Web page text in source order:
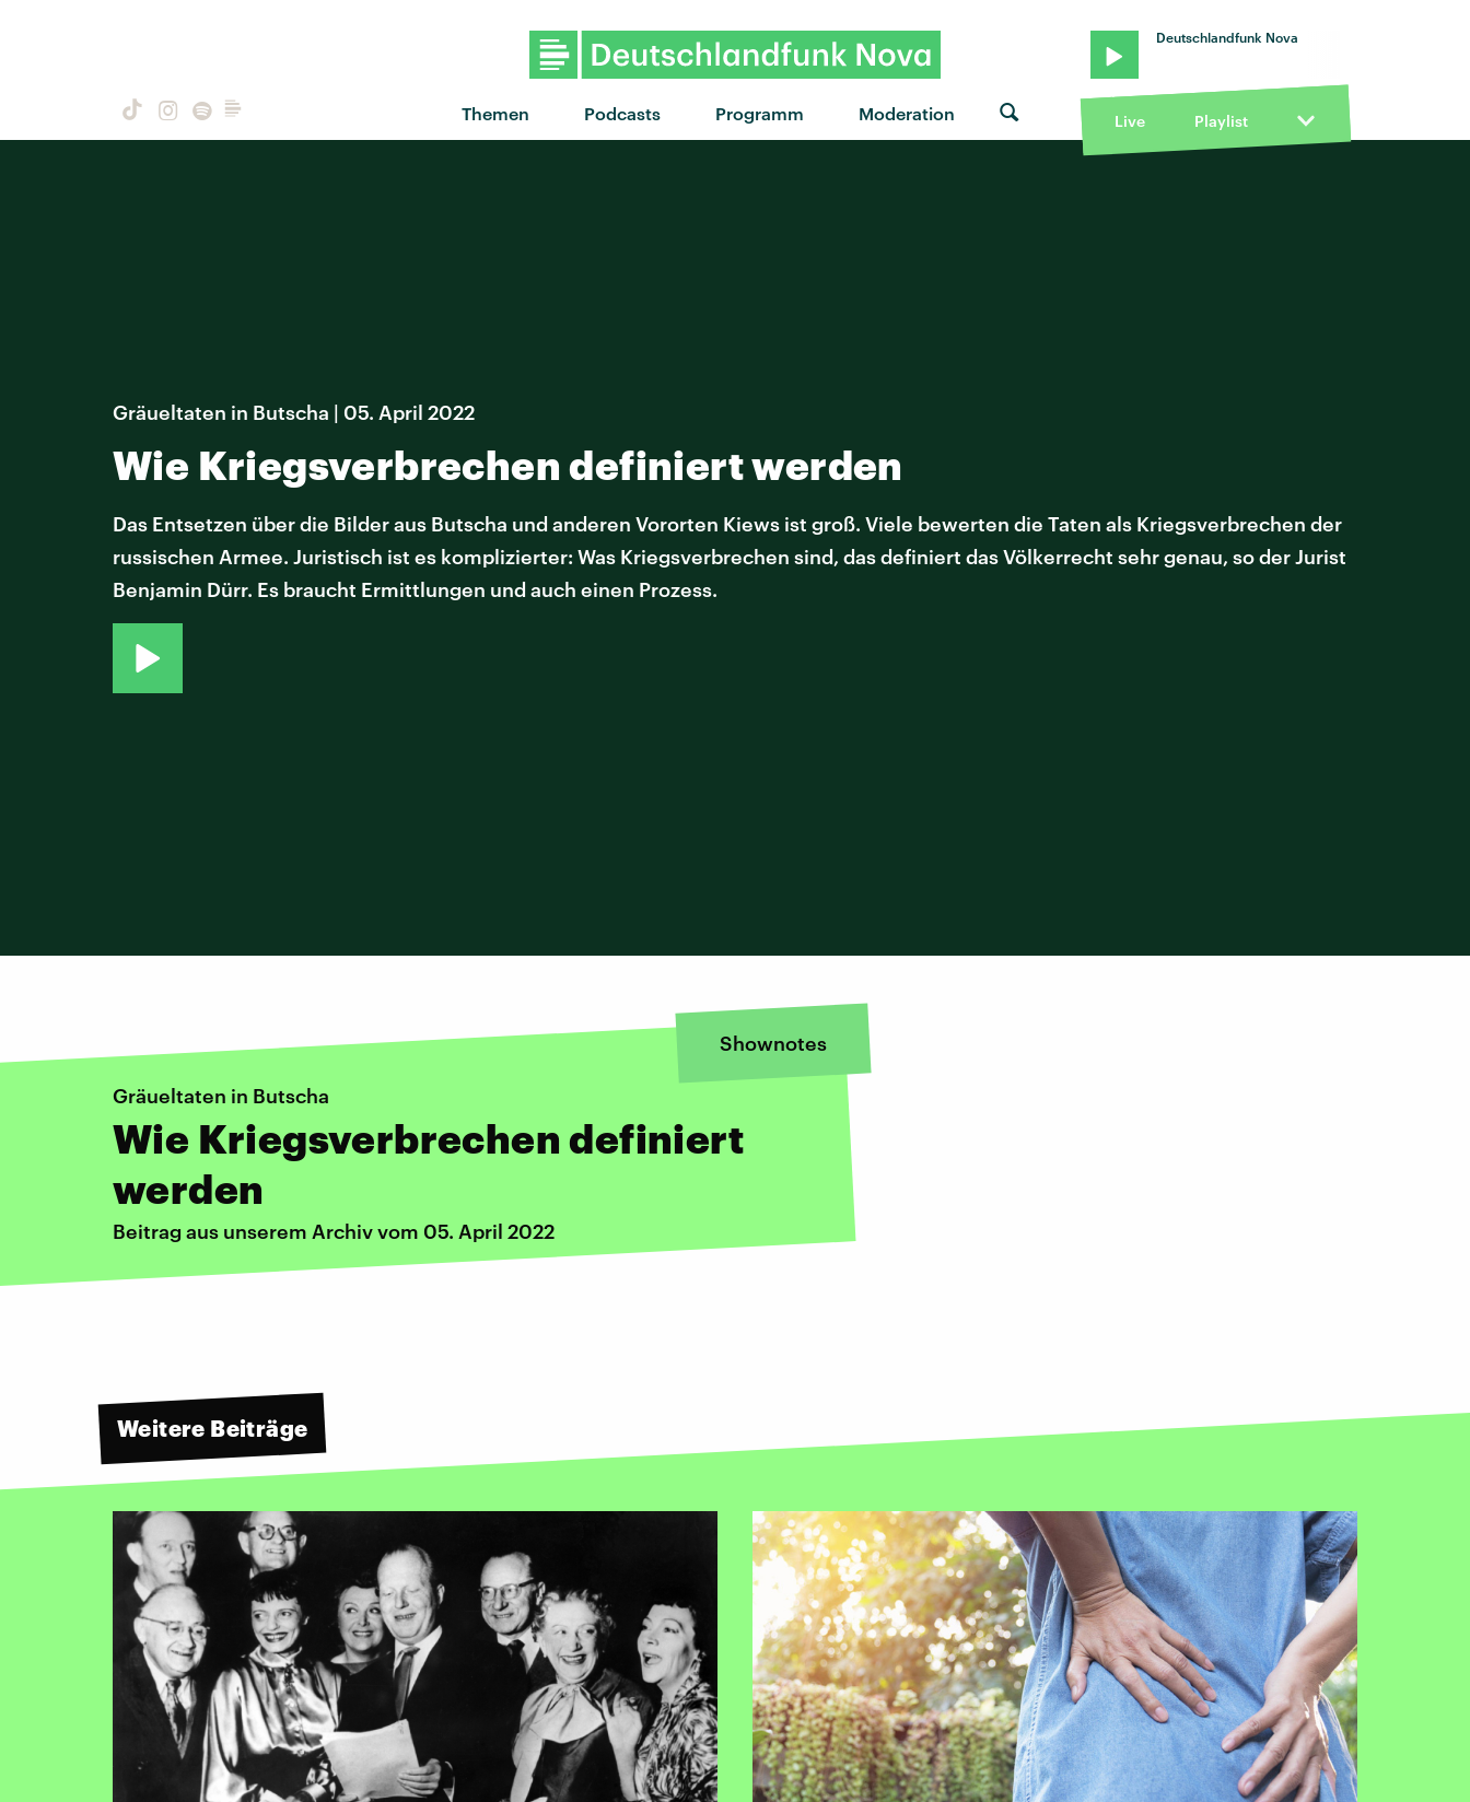
Themen Podcasts Programm Moderation
Deutschlandfunk Nova
Live Playlist
Gräueltaten in Butscha | 05. April 2022
Wie Kriegsverbrechen definiert werden
Das Entsetzen über die Bilder aus Butscha und anderen Vororten Kiews ist groß. Viele bewerten die Taten als Kriegsverbrechen der
russischen Armee. Juristisch ist es komplizierter: Was Kriegsverbrechen sind, das definiert das Völkerrecht sehr genau, so der Jurist
Benjamin Dürr. Es braucht Ermittlungen und auch einen Prozess.
Shownotes
Gräueltaten in Butscha
Wie Kriegsverbrechen definiert
werden
Beitrag aus unserem Archiv vom 05. April 2022
Weitere Beiträge